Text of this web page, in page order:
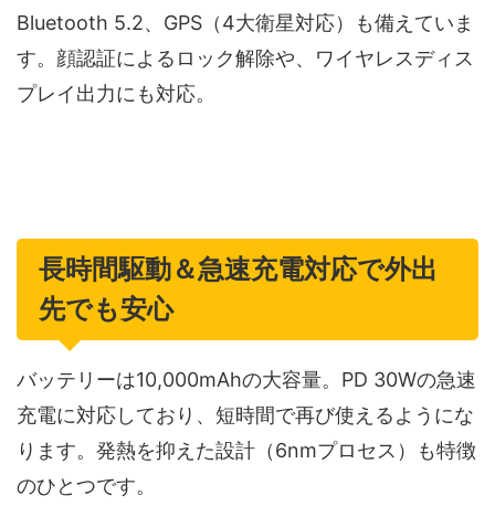
Bluetooth 5.2、GPS（4大衛星対応）も備えていま
す。顔認証によるロック解除や、ワイヤレスディス
プレイ出力にも対応。
長時間駆動＆急速充電対応で外出
先でも安心
バッテリーは10,000mAhの大容量。PD 30Wの急速
充電に対応しており、短時間で再び使えるようにな
ります。発熱を抑えた設計（6nmプロセス）も特徴
のひとつです。